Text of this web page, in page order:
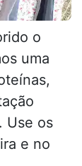
o
uma
Use os
e no